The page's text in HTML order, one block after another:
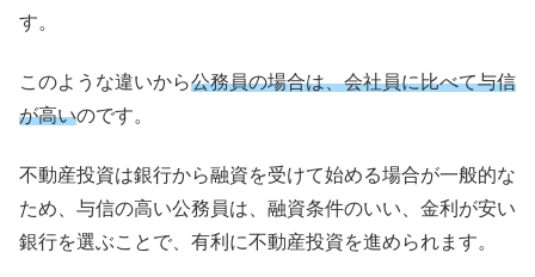
す。
このような違いから公務員の場合は、会社員に比べて与信
が高いのです。
不動産投資は銀行から融資を受けて始める場合が一般的な
ため、与信の高い公務員は、融資条件のいい、金利が安い
銀行を選ぶことで、有利に不動産投資を進められます。